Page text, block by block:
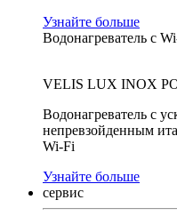
Узнайте больше
Водонагреватель с
VELIS LUX INOX
Водонагреватель с
непревзойденным
Wi-Fi
Узнайте больше
сервис